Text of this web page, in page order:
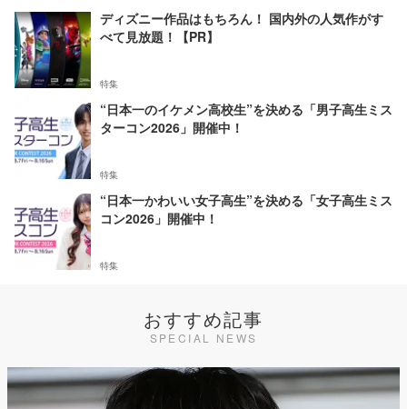
ディズニー作品はもちろん！ 国内外の人気作がす
べて見放題！【PR】
特集
“日本一のイケメン高校生”を決める「男子高生ミス
ターコン2026」開催中！
特集
“日本一かわいい女子高生”を決める「女子高生ミス
コン2026」開催中！
特集
おすすめ記事
SPECIAL NEWS